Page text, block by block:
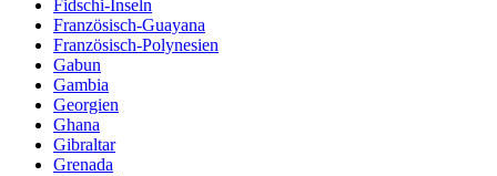
Fidschi-Inseln
Französisch-Guayana
Französisch-Polynesien
Gabun
Gambia
Georgien
Ghana
Gibraltar
Grenada